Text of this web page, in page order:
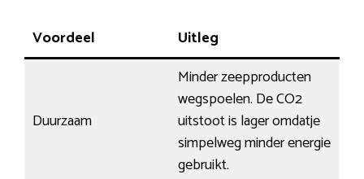
Voordeel Uitleg
Duurzaam
Minder zeepproducten
wegspoelen. De CO2
uitstoot is lager omdatje
simpelweg minder energie
gebruikt.